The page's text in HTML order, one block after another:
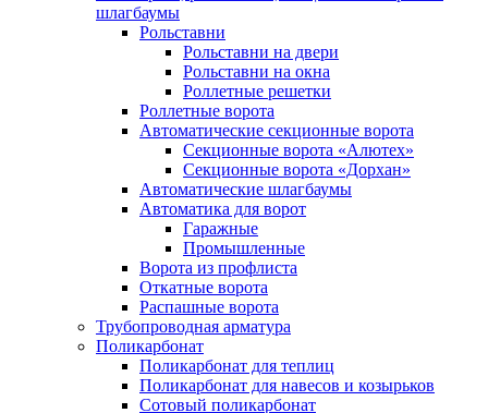
шлагбаумы
Рольставни
Рольставни на двери
Рольставни на окна
Роллетные решетки
Роллетные ворота
Автоматические секционные ворота
Секционные ворота «Алютех»
Секционные ворота «Дорхан»
Автоматические шлагбаумы
Автоматика для ворот
Гаражные
Промышленные
Ворота из профлиста
Откатные ворота
Распашные ворота
Трубопроводная арматура
Поликарбонат
Поликарбонат для теплиц
Поликарбонат для навесов и козырьков
Сотовый поликарбонат